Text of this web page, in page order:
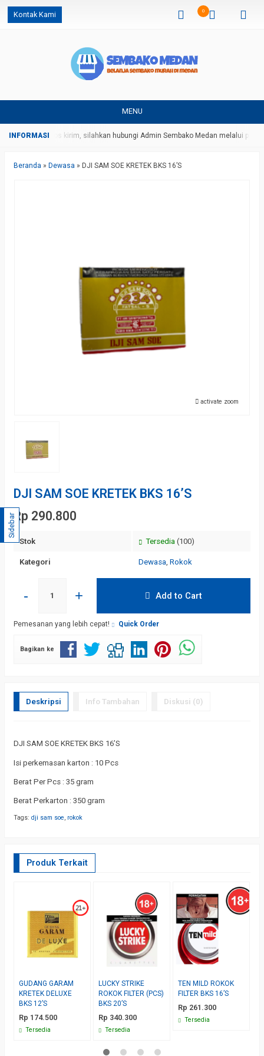
Kontak Kami 0
MENU
dan ongkos kirim, silahkan hubungi Admin Sembako Medan melalui pesan
Beranda » Dewasa » DJI SAM SOE KRETEK BKS 16’S
activate zoom
DJI SAM SOE KRETEK BKS 16’S
Rp 290.800
Stok Tersedia (100)
Kategori Dewasa, Rokok
- + Add to Cart
Pemesanan yang lebih cepat! Quick Order
Bagikan ke
Deskripsi Info Tambahan Diskusi (0)
DJI SAM SOE KRETEK BKS 16’S
Isi perkemasan karton : 10 Pcs
Berat Per Pcs : 35 gram
Berat Perkarton : 350 gram
Tags: dji sam soe, rokok
Produk Terkait
GUDANG GARAM
KRETEK DELUXE
BKS 12’S
Rp 174.500
Tersedia
LUCKY STRIKE
ROKOK FILTER (PCS)
BKS 20’S
Rp 340.300
Tersedia
TEN MILD ROKOK
FILTER BKS 16’S
Rp 261.300
Tersedia
Sidebar